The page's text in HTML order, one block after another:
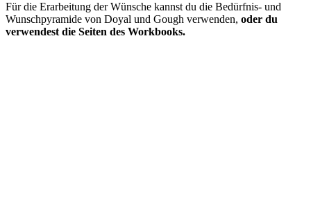
Für die Erarbeitung der Wünsche kannst du die Bedürfnis- und
Wunschpyramide von Doyal und Gough verwenden, oder du
verwendest die Seiten des Workbooks.